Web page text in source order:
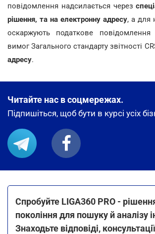
повідомлення надсилається через
рішення, та на електронну адресу, а для
оскаржують податкове
вимог Загального стандарту звітності
адресу.
Читайте нас в соцмережах.
Підпишіться, щоб бути в курсі усіх
Спробуйте LIGA360 PRO -
покоління для пошуку й аналізу
Знаходьте відповіді,